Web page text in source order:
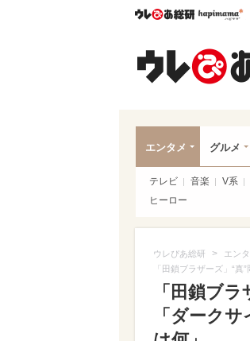
ウレぴあ
エンタメ グルメ
テレビ 音楽 V系
ヒーロー
ウレぴあ総研 > エン
「田鎖ブラザーズ」“
「田鎖ブ
「ダーク